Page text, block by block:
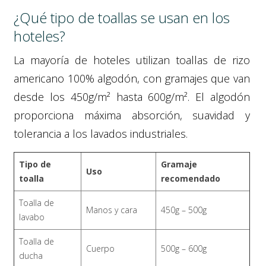
¿Qué tipo de toallas se usan en los
hoteles?
La mayoría de hoteles utilizan toallas de rizo
americano 100% algodón, con gramajes que van
desde los 450g/m² hasta 600g/m². El algodón
proporciona máxima absorción, suavidad y
tolerancia a los lavados industriales.
Tipo de
toalla
Uso
Gramaje
recomendado
Toalla de
lavabo
Manos y cara 450g – 500g
Toalla de
ducha
Cuerpo 500g – 600g